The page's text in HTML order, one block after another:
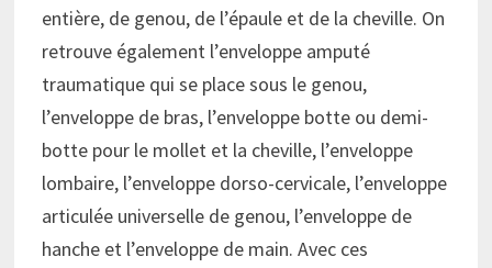
entière, de genou, de l’épaule et de la cheville. On
retrouve également l’enveloppe amputé
traumatique qui se place sous le genou,
l’enveloppe de bras, l’enveloppe botte ou demi-
botte pour le mollet et la cheville, l’enveloppe
lombaire, l’enveloppe dorso-cervicale, l’enveloppe
articulée universelle de genou, l’enveloppe de
hanche et l’enveloppe de main. Avec ces